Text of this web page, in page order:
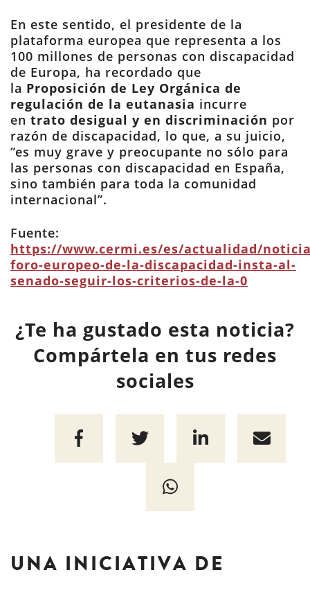
En este sentido, el presidente de la
plataforma europea que representa a los
100 millones de personas con discapacidad
de Europa, ha recordado que
la Proposición de Ley Orgánica de
regulación de la eutanasia incurre
en trato desigual y en discriminación por
razón de discapacidad, lo que, a su juicio,
“es muy grave y preocupante no sólo para
las personas con discapacidad en España,
sino también para toda la comunidad
internacional”.
Fuente:
https://www.cermi.es/es/actualidad/
foro-europeo-de-la-discapacidad-insta-al-
senado-seguir-los-criterios-de-la-0
¿Te ha gustado esta noticia?
Compártela en tus redes
sociales
UNA INICIATIVA DE